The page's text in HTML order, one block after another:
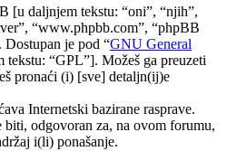
[u daljnjem tekstu: “oni”, “njih”,
“www.phpbb.com”, “phpBB
je pod “GNU General
tekstu: “GPL”]. Možeš ga preuzeti
pronaći (i) [sve] detaljn(ij)e
Internetski bazirane rasprave.
odgovoran za, na ovom forumu,
i(li) ponašanje.